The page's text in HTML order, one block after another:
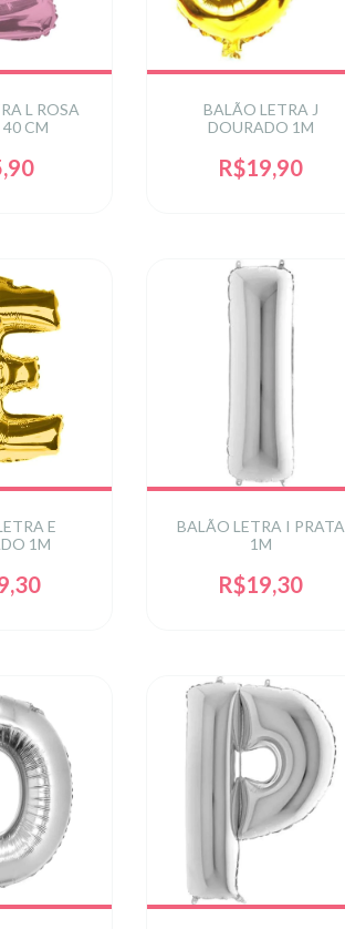
L ROSA
CM
BALÃO LETRA J
DOURADO 1M
R$19,90
E
1M
BALÃO LETRA I PRATA
1M
R$19,30